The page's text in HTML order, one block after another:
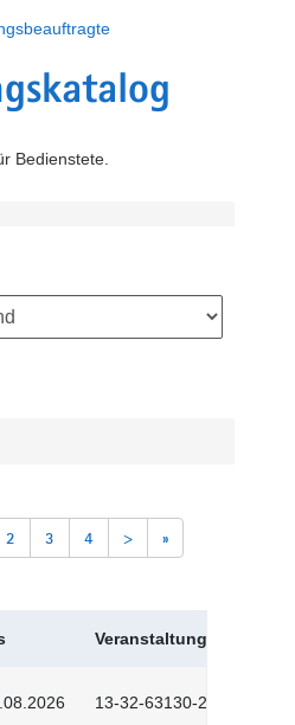
Bedienstete.
2 3 4 > »
Veranstaltungskürzel
13-32-63130-2601